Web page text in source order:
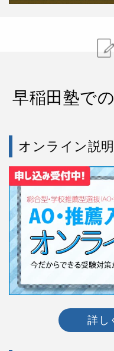
早稲田塾で
オンライン説
詳し